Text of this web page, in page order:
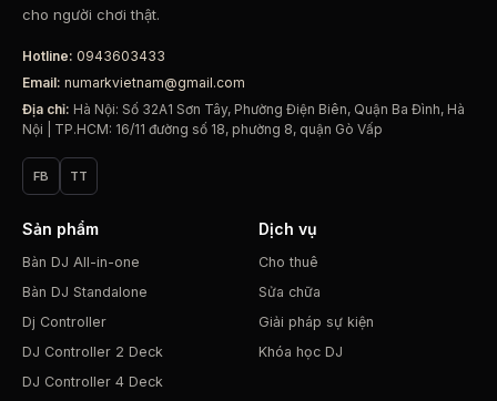
cho người chơi thật.
Hotline: 0943603433
Email: numarkvietnam@gmail.com
Địa chỉ: Hà Nội: Số 32A1 Sơn Tây, Phường Điện Biên, Quận Ba Đình, Hà
Nội | TP.HCM: 16/11 đường số 18, phường 8, quận Gò Vấp
FB TT
Sản phẩm
Bàn DJ All-in-one
Bàn DJ Standalone
Dj Controller
DJ Controller 2 Deck
DJ Controller 4 Deck
Dịch vụ
Cho thuê
Sửa chữa
Giải pháp sự kiện
Khóa học DJ